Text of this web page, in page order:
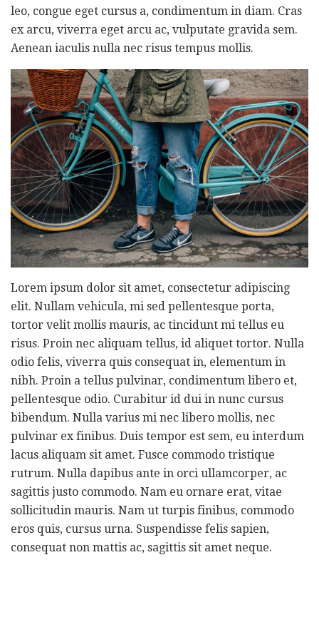
leo, congue eget cursus a, condimentum in diam. Cras
ex arcu, viverra eget arcu ac, vulputate gravida sem.
Aenean iaculis nulla nec risus tempus mollis.
Lorem ipsum dolor sit amet, consectetur adipiscing
elit. Nullam vehicula, mi sed pellentesque porta,
tortor velit mollis mauris, ac tincidunt mi tellus eu
risus. Proin nec aliquam tellus, id aliquet tortor. Nulla
odio felis, viverra quis consequat in, elementum in
nibh. Proin a tellus pulvinar, condimentum libero et,
pellentesque odio. Curabitur id dui in nunc cursus
bibendum. Nulla varius mi nec libero mollis, nec
pulvinar ex finibus. Duis tempor est sem, eu interdum
lacus aliquam sit amet. Fusce commodo tristique
rutrum. Nulla dapibus ante in orci ullamcorper, ac
sagittis justo commodo. Nam eu ornare erat, vitae
sollicitudin mauris. Nam ut turpis finibus, commodo
eros quis, cursus urna. Suspendisse felis sapien,
consequat non mattis ac, sagittis sit amet neque.